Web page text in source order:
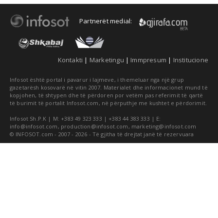
Partnerët medial:
Kontakti | Marketingu | Immpresum | Institucione
Infosot është portal i pavarur i lajmeve, i themeluar nga një grup
gazetarësh kosovarë në vitin 2007. Materialet dhe informacionet mund të
kopjohen, të shtypen dhe të përdoren por vetëm pas referimit të qartë
të burimit të portalit Infosot.com, në përputhje me kushtet e përdorimit.
Infosot Sh.P.K | M: +383 49 323 333 | +383 44 383 333 | E:
info@infosot.com , production@infosot.com , marketing@infosot.com
© INFOSOT.com - 2007 - 2026 - Të gjitha të drejtat janë të rezervuara